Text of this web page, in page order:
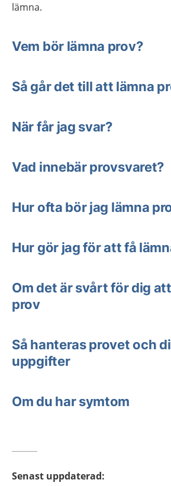
lämna.
Vem bör lämna prov?
Så går det till att lämna
När får jag svar?
Vad innebär provsvaret?
Hur ofta bör jag lämna
Hur gör jag för att få
Om det är svårt för dig
prov
Så hanteras provet och
uppgifter
Om du har symtom
Senast uppdaterad: